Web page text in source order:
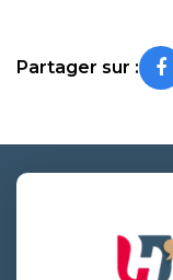
Partager sur :